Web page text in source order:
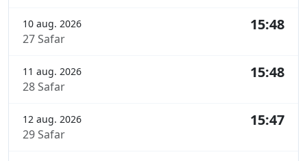
10 aug. 2026
27 Safar
15:48
11 aug. 2026
28 Safar
15:48
12 aug. 2026
29 Safar
15:47